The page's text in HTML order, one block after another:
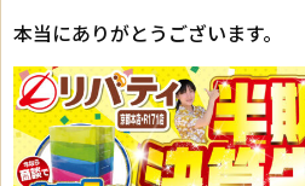
本当にありがとうございます。